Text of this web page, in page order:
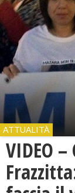
ATTUALITÀ
VIDEO